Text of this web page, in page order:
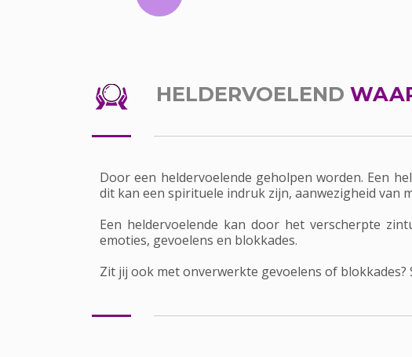
HELDERVOELEND
Door een heldervoelende geholpen worden. Een
dit kan een spirituele indruk zijn, aanwezigheid van
Een heldervoelende kan door het verscherpte
emoties, gevoelens en blokkades.
Zit jij ook met onverwerkte gevoelens of